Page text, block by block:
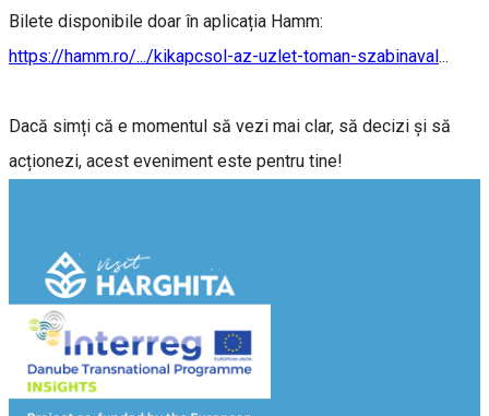
Bilete disponibile doar în aplicația Hamm:
https://hamm.ro/.../kikapcsol-az-uzlet-toman-szabinaval...
Dacă simți că e momentul să vezi mai clar, să decizi și să
acționezi, acest eveniment este pentru tine!